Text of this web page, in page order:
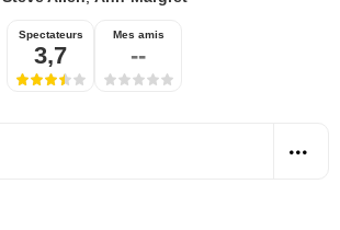
Spectateurs
3,7
Mes amis
--